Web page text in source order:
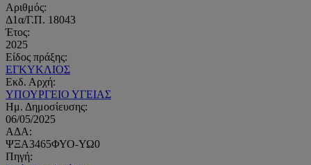
Αριθμός:
Δ1α/Γ.Π. 18043
Έτος:
2025
Είδος πράξης:
ΕΓΚΥΚΛΙΟΣ
Εκδ. Αρχή:
ΥΠΟΥΡΓΕΙΟ ΥΓΕΙΑΣ
Ημ. Δημοσίευσης:
06/05/2025
ΑΔΑ:
ΨΞΑ3465ΦΥΟ-ΥΩ0
Πηγή: